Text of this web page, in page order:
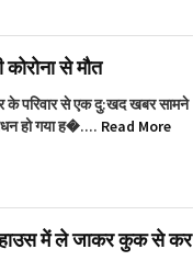
से मौत
के परिवार से एक दु:खद खबर सामने
हो गया ह�.... Read More
में ले जाकर कुक से कर